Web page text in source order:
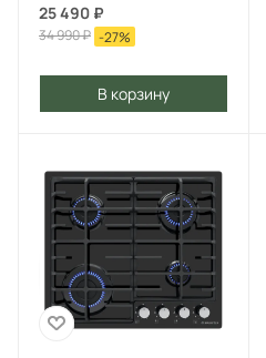
25 490 ₽
34 990₽ -27%
В корзину